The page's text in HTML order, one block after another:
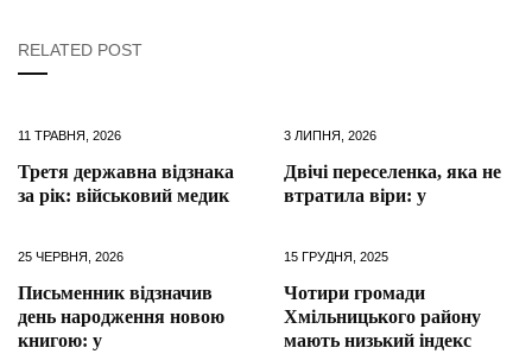
RELATED POST
11 ТРАВНЯ, 2026
Третя державна відзнака
за рік: військовий медик
3 ЛИПНЯ, 2026
Двічі переселенка, яка не
втратила віри: у
25 ЧЕРВНЯ, 2026
Письменник відзначив
день народження новою
книгою: у
15 ГРУДНЯ, 2025
Чотири громади
Хмільницького району
мають низький індекс